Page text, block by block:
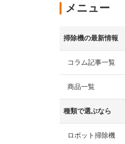
メニュー
掃除機の最新情報
コラム記事一覧
商品一覧
種類で選ぶなら
ロボット掃除機